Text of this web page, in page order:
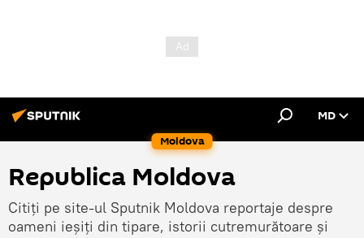
Moldova
MD
Republica Moldova
Citiți pe site-ul Sputnik Moldova reportaje despre
oameni ieșiți din tipare, istorii cutremurătoare și